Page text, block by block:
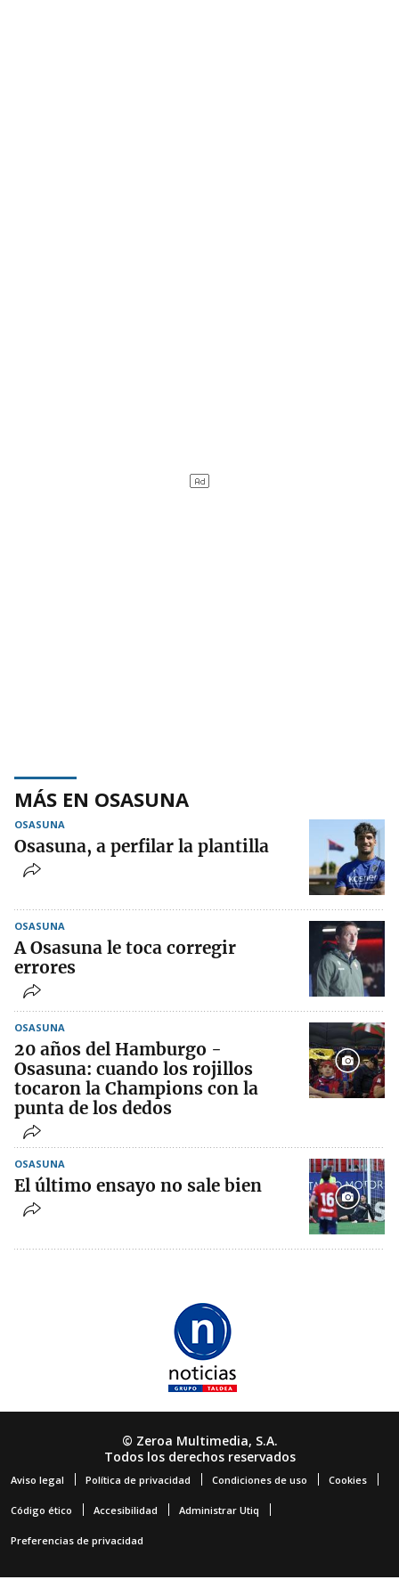
MÁS EN OSASUNA
OSASUNA
Osasuna, a perfilar la plantilla
OSASUNA
A Osasuna le toca corregir
errores
OSASUNA
20 años del Hamburgo -
Osasuna: cuando los rojillos
tocaron la Champions con la
punta de los dedos
OSASUNA
El último ensayo no sale bien
© Zeroa Multimedia, S.A.
Todos los derechos reservados
Aviso legal Política de privacidad Condiciones de uso Cookies
Código ético Accesibilidad Administrar Utiq
Preferencias de privacidad